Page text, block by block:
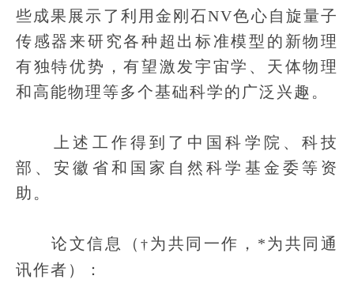
些成果展示了利用金刚石NV色心自旋量子
传感器来研究各种超出标准模型的新物理
有独特优势，有望激发宇宙学、天体物理
和高能物理等多个基础科学的广泛兴趣。
上述工作得到了中国科学院、科技
部、安徽省和国家自然科学基金委等资
助。
论文信息（† 为共同一作，*为共同通
讯作者）：